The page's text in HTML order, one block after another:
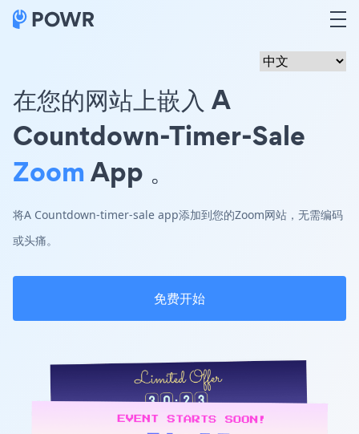
在您的网站上嵌入 A
Countdown-Timer-Sale
ZoomApp 。
将A Countdown-timer-sale app添加到您的Zoom网站，无需编码
或头痛。
免费开始